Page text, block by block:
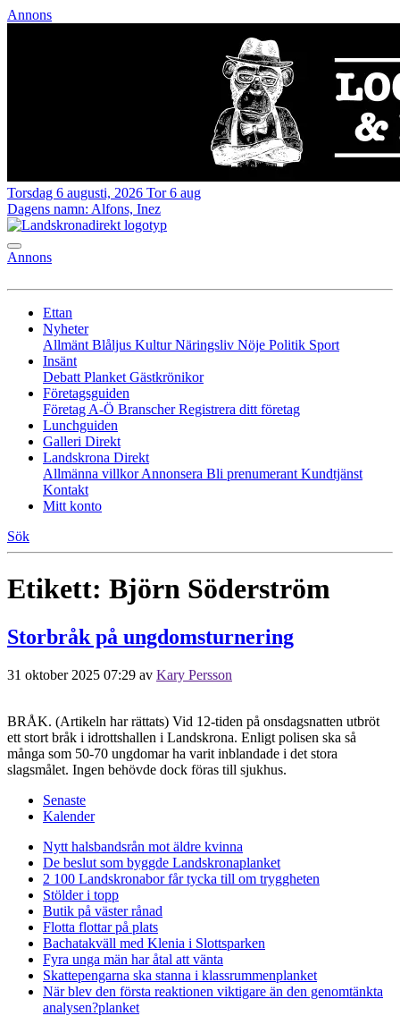
Annons
Torsdag 6 augusti, 2026 Tor 6 aug
Dagens namn: Alfons, Inez
Annons
Ettan
Nyheter
Allmänt Blåljus KulturNäringsliv Nöje Politik Sport
Insänt
Debatt Planket Gästkrönikor
Företagsguiden
Företag A-Ö BranscherRegistrera ditt företag
Lunchguiden
Galleri Direkt
Landskrona Direkt
Allmänna villkorAnnonsera Bli prenumerant Kundtjänst
Kontakt
Mitt konto
Sök
Etikett: Björn Söderström
Storbråk på ungdomsturnering
31 oktober 2025 07:29 av Kary Persson
BRÅK. (Artikeln har rättats) Vid 12-tiden på onsdagsnatten utbröt
ett stort bråk i idrottshallen i Landskrona. Enligt polisen ska så
många som 50-70 ungdomar ha varit inblandade i det stora
slagsmålet. Ingen behövde dock föras till sjukhus.
Senaste
Kalender
Nytt halsbandsrån mot äldre kvinna
De beslut som byggde Landskronaplanket
2 100 Landskronabor får tycka till om tryggheten
Stölder i topp
Butik på väster rånad
Flotta flottar på plats
Bachatakväll med Klenia i Slottsparken
Fyra unga män har åtal att vänta
Skattepengarna ska stanna i klassrummenplanket
När blev den första reaktionen viktigare än den genomtänkta
analysen?planket